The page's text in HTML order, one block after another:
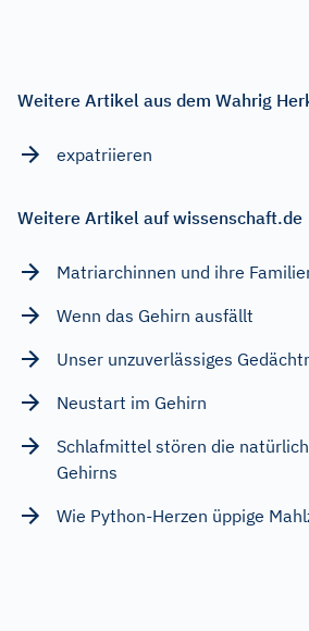
Weitere Artikel aus dem Wahrig
expatriieren
Weitere Artikel auf wissenschaft.de
Matriarchinnen und ihre
Wenn das Gehirn ausfällt
Unser unzuverlässiges
Neustart im Gehirn
Schlafmittel stören die
Gehirns
Wie Python-Herzen üppige